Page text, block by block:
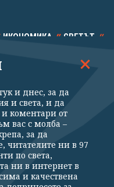
ИКОНОМИКА СВЕТЪТ
КАЛЕЙДОСКОП
поверителност
За Клуб Z
ни
и днес, за да
и света, и да
коментари от
вас с молба –
за да
читателите ни в 97
по света,
ни в интернет в
и качествена